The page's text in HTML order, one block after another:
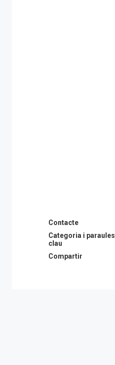
Contacte
Categoria i paraules
clau
Compartir